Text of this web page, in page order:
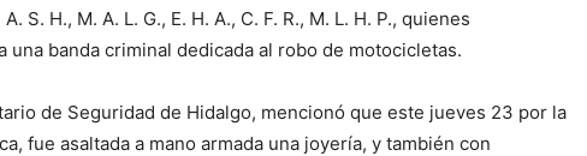
S. H., M. A. L. G., E. H. A., C. F. R., M. L. H. P., quienes
banda criminal dedicada al robo de motocicletas.
de Seguridad de Hidalgo, mencionó que este jueves 23 por la
fue asaltada a mano armada una joyería, y también con